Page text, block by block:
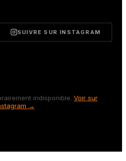
SUIVRE SUR INSTAGRAM
indisponible. Voir sur
→